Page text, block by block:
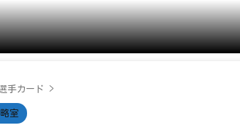
手カード >
室